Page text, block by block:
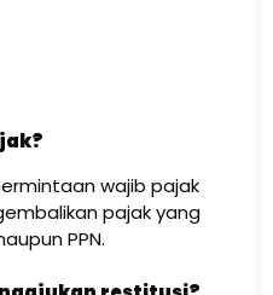
wajib pajak
pajak yang
PPN.